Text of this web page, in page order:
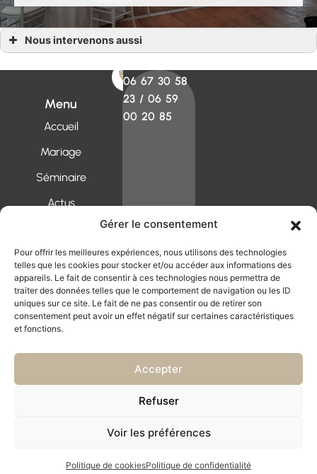
Gérer le consentement
Pour offrir les meilleures expériences, nous utilisons des technologies
telles que les cookies pour stocker et/ou accéder aux informations des
appareils. Le fait de consentir à ces technologies nous permettra de
traiter des données telles que le comportement de navigation ou les ID
uniques sur ce site. Le fait de ne pas consentir ou de retirer son
consentement peut avoir un effet négatif sur certaines caractéristiques
et fonctions.
Accepter
Refuser
Voir les préférences
Politique de cookiesPolitique de confidentialité
Nous intervenons aussi
Salle de mariage Clohars-Carnoët
Salle de mariage Moëlan-sur-Mer
Salle de mariage Riec-sur-Bélon
Salle de mariage Concarneau
Salle de mariage Pont-Aven
Salle de mariage Bénodet
Salle de mariage Ergué-Gabéric
Salle de mariage Penmarc’h
Salle de mariage Audierne
Salle de mariage Pont-l’Abbé
Salle de mariage Rosporden
Salle de mariage Quimperlé
Salle de mariage Saint-Évarzec
Salle de mariage Fouesnant
Menu
Accueil
Mariage
Séminaire
Actus
Nos
coordonnées
Lieu-dit
Kerouzien
PLOMELIN
au
06 67 30 58
23 /06 59
00 20 85
MANOIR DE KEROUZIEN
Mentions légales
Politique de
confidentialité
Plan du site